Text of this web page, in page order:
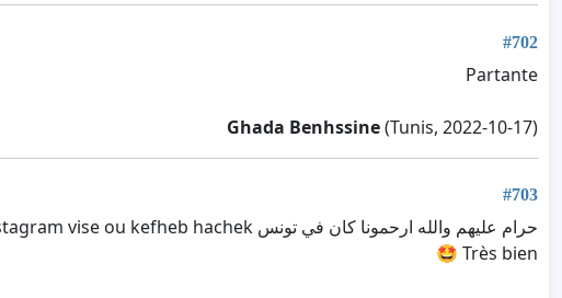
#702
Partante
Ghada Benhssine(Tunis, 2022-10-17)
#703
حرام عليهم والله ارحمونا كان في تونس linstagram vise ou kefheb hachek
Très bien 🤩